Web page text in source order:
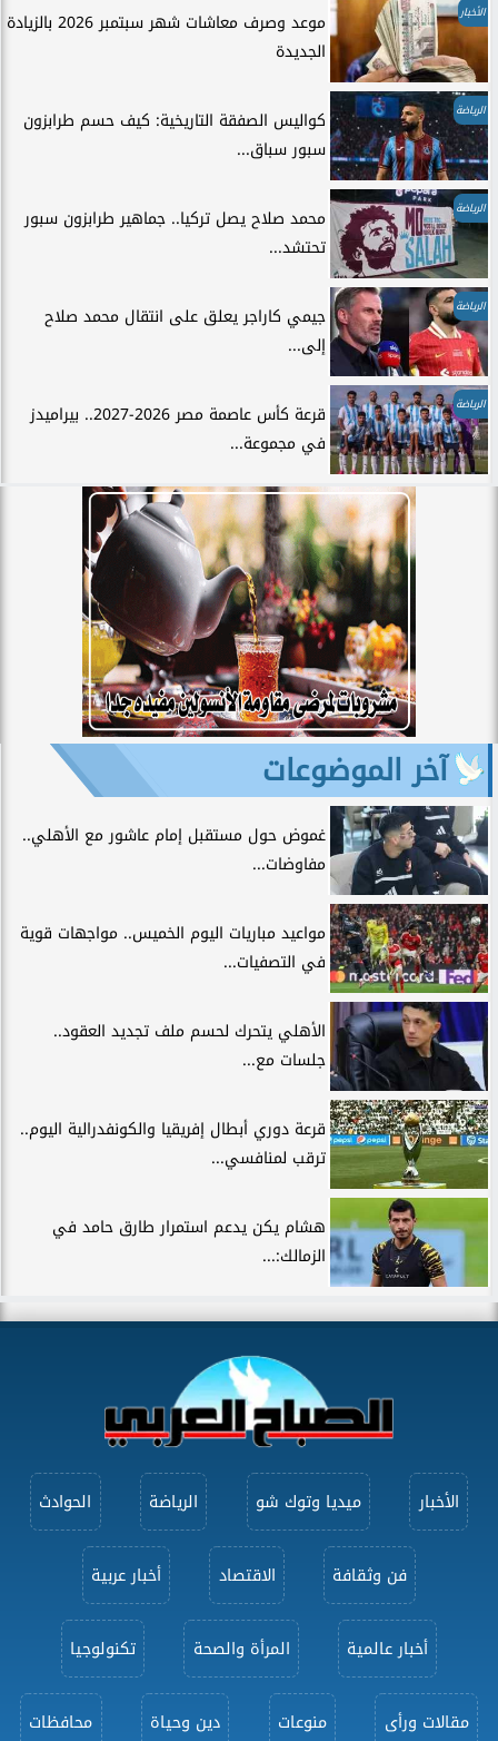
الأخبار
موعد وصرف معاشات شهر سبتمبر 2026 بالزيادة
الجديدة
الرياضة
كواليس الصفقة التاريخية: كيف حسم طرابزون
سبور سباق...
الرياضة
محمد صلاح يصل تركيا.. جماهير طرابزون سبور
تحتشد...
الرياضة
جيمي كاراجر يعلق على انتقال محمد صلاح
إلى...
الرياضة
قرعة كأس عاصمة مصر 2026-2027.. بيراميدز
في مجموعة...
آخر الموضوعات
غموض حول مستقبل إمام عاشور مع الأهلي..
مفاوضات...
مواعيد مباريات اليوم الخميس.. مواجهات قوية
في التصفيات...
الأهلي يتحرك لحسم ملف تجديد العقود..
جلسات مع...
قرعة دوري أبطال إفريقيا والكونفدرالية اليوم..
ترقب لمنافسي...
هشام يكن يدعم استمرار طارق حامد في
الزمالك:...
الأخبار ميديا وتوك شو الرياضة الحوادث
فن وثقافة الاقتصاد أخبار عربية
أخبار عالمية المرأة والصحة تكنولوجيا
مقالات ورأى منوعات دين وحياة محافظات